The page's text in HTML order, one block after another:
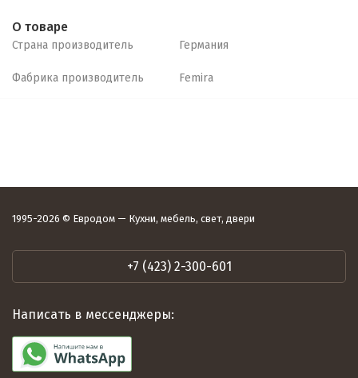
О товаре
Страна производитель Германия
Фабрика производитель Femira
1995-2026 © Евродом — Кухни, мебель, свет, двери
+7 (423) 2-300-601
Написать в мессенджеры: